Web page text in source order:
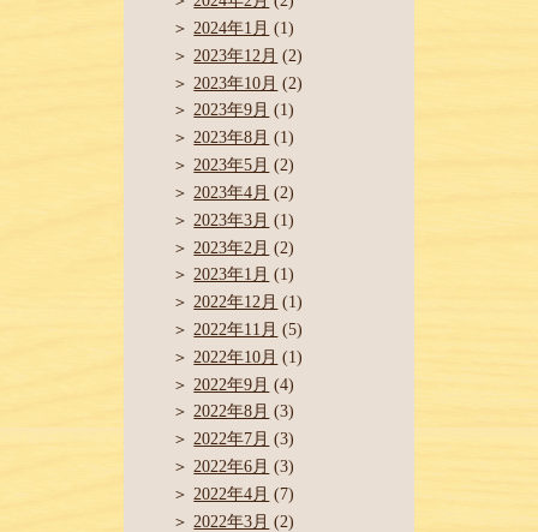
2024年1月 (1)
2023年12月 (2)
2023年10月 (2)
2023年9月 (1)
2023年8月 (1)
2023年5月 (2)
2023年4月 (2)
2023年3月 (1)
2023年2月 (2)
2023年1月 (1)
2022年12月 (1)
2022年11月 (5)
2022年10月 (1)
2022年9月 (4)
2022年8月 (3)
2022年7月 (3)
2022年6月 (3)
2022年4月 (7)
2022年3月 (2)